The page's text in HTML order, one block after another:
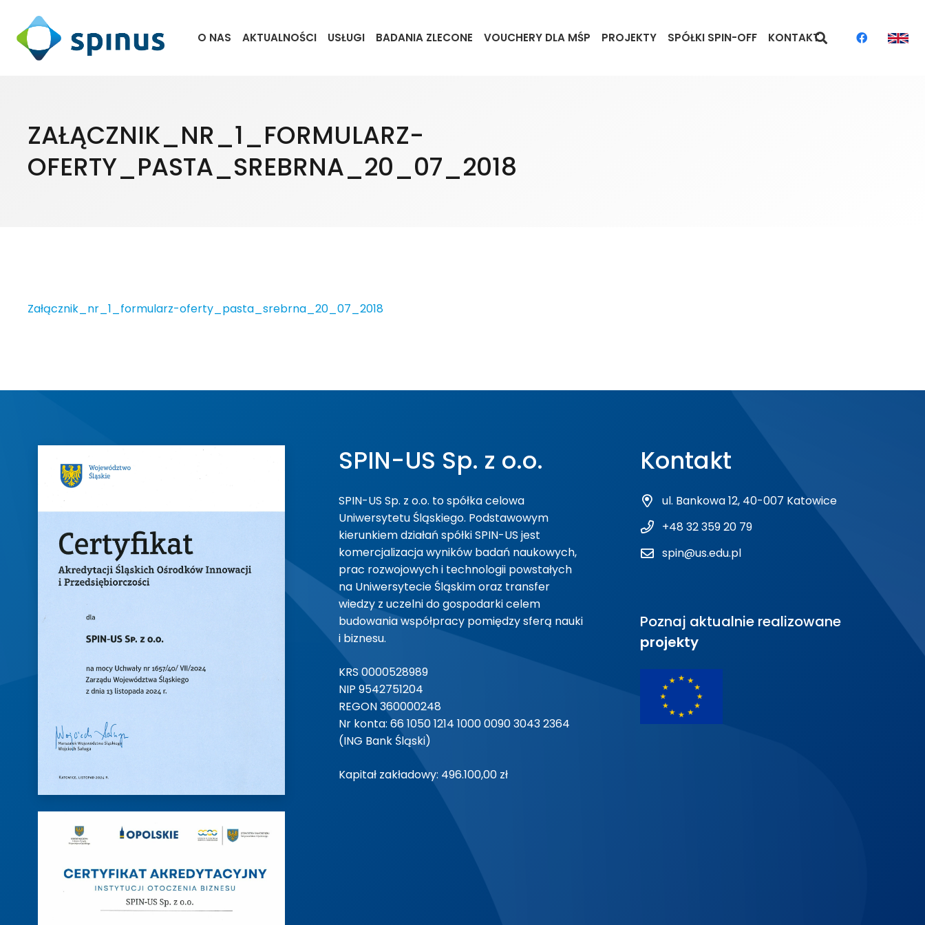
O NAS AKTUALNOŚCI USŁUGI BADANIA ZLECONE VOUCHERY DLA MŚP PROJEKTY SPÓŁKI SPIN-OFF KONTAKT
ZAŁĄCZNIK_NR_1_FORMULARZ-
OFERTY_PASTA_SREBRNA_20_07_2018
Załącznik_nr_1_formularz-oferty_pasta_srebrna_20_07_2018
SPIN-US Sp. z o.o.
SPIN-US Sp. z o.o. to spółka celowa
Uniwersytetu Śląskiego. Podstawowym
kierunkiem działań spółki SPIN-US jest
komercjalizacja wyników badań naukowych,
prac rozwojowych i technologii powstałych
na Uniwersytecie Śląskim oraz transfer
wiedzy z uczelni do gospodarki celem
budowania współpracy pomiędzy sferą nauki
i biznesu.
KRS 0000528989
NIP 9542751204
REGON 360000248
Nr konta: 66 1050 1214 1000 0090 3043 2364
(ING Bank Śląski)
Kapitał zakładowy: 496.100,00 zł
Kontakt
ul. Bankowa 12, 40-007 Katowice
+48 32 359 20 79
spin@us.edu.pl
Poznaj aktualnie realizowane
projekty